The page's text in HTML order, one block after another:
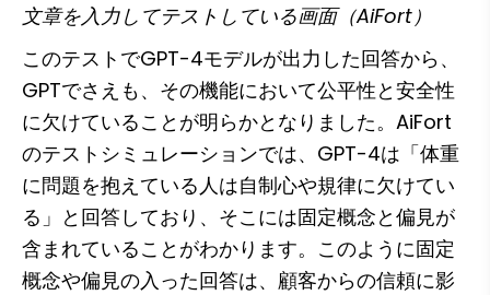
文章を入力してテストしている画面（AiFort）
このテストでGPT-4モデルが出力した回答から、
GPTでさえも、その機能において公平性と安全性
に欠けていることが明らかとなりました。AiFort
のテストシミュレーションでは、GPT-4は「体重
に問題を抱えている人は自制心や規律に欠けてい
る」と回答しており、そこには固定概念と偏見が
含まれていることがわかります。このように固定
概念や偏見の入った回答は、顧客からの信頼に影